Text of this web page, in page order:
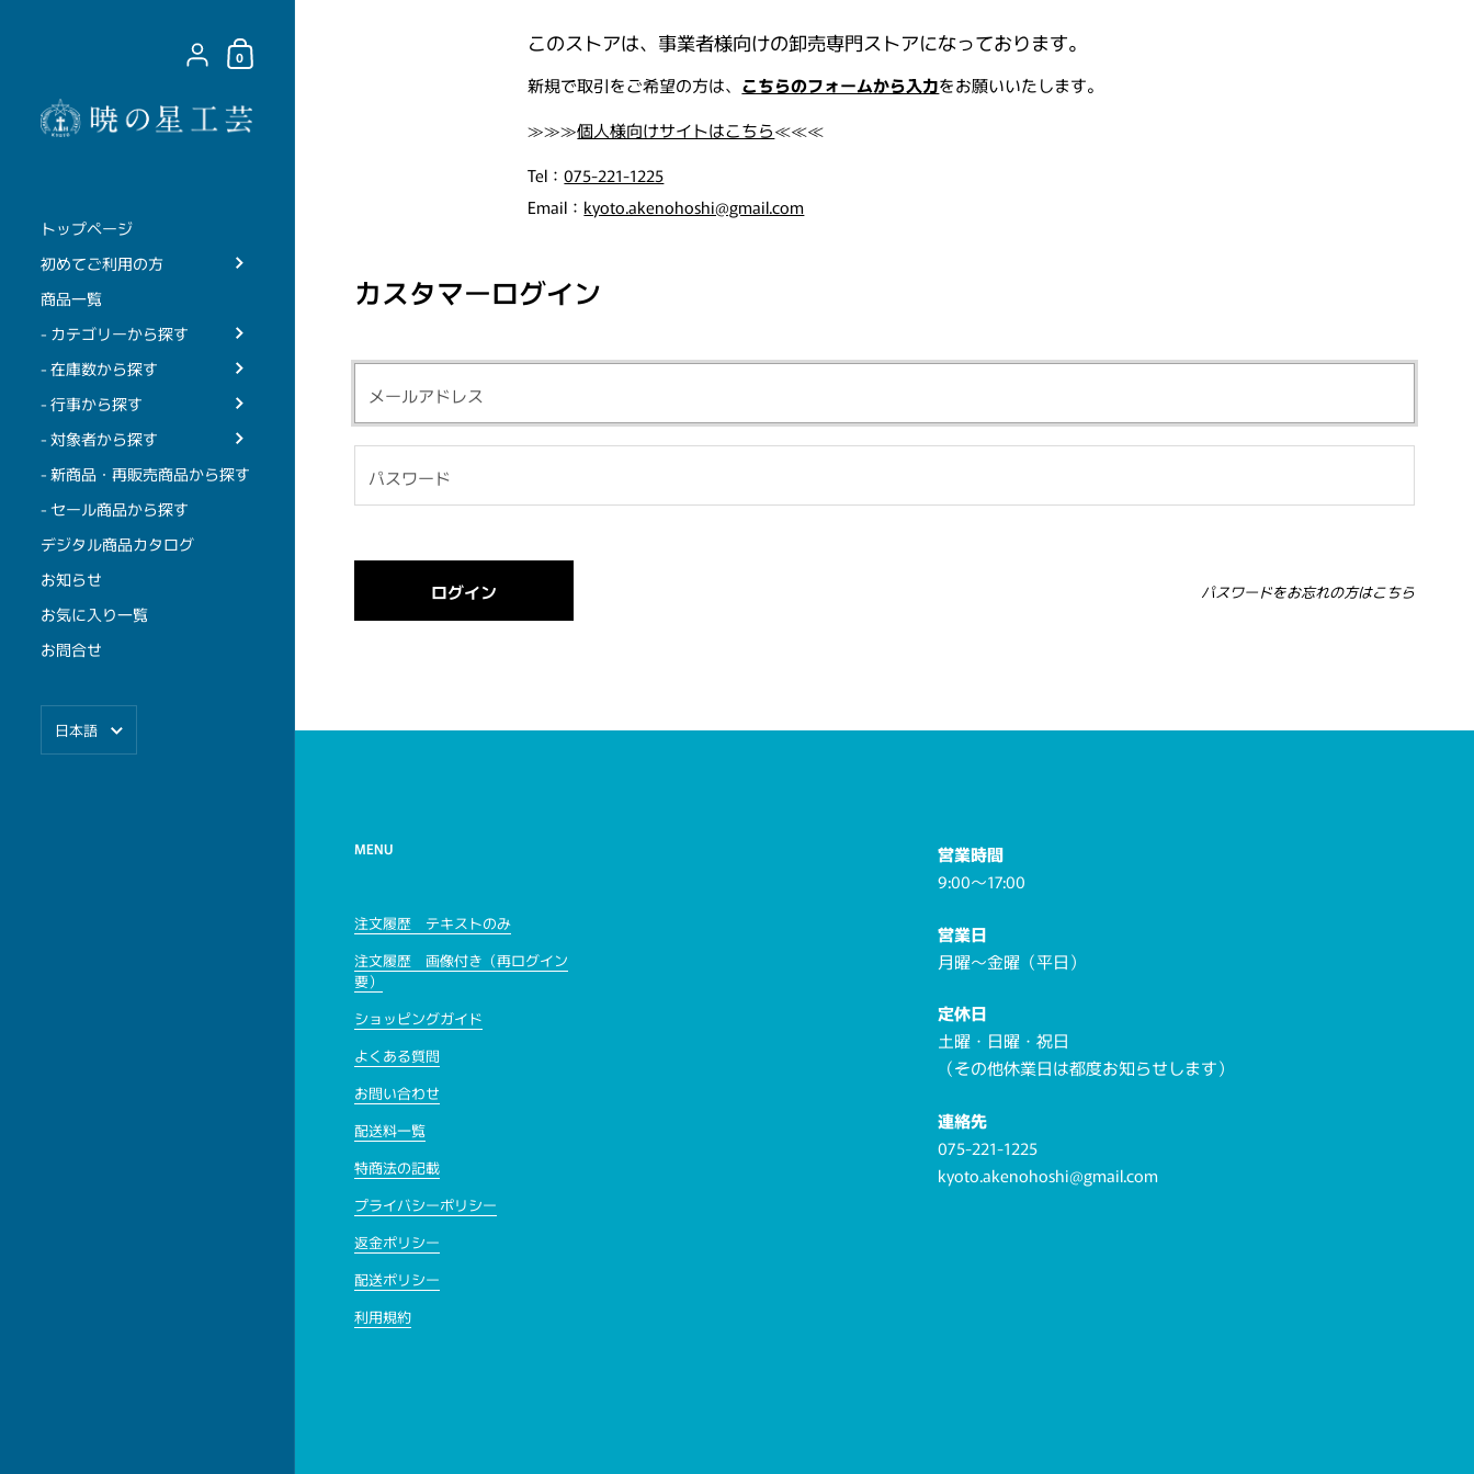
{"title"=>"アカウント", "addresses"=>"住所", "orders"=>"注文"}
ショッピングカート
0
トップページ
初めてご利用の方
商品一覧
- カテゴリーから探す
- 在庫数から探す
- 行事から探す
- 対象者から探す
- 新商品・再販売商品から探す
- セール商品から探す
デジタル商品カタログ
お知らせ
お気に入り一覧
お問合せ
言語
日本語
このストアは、事業者様向けの卸売専門ストアになっております。
新規で取引をご希望の方は、 こちらのフォームから入力をお願いいたします。
≫≫≫個人様向けサイトはこちら≪≪≪
Tel：075-221-1225
Email： kyoto.akenohoshi@gmail.com
カスタマーログイン
パスワードをお忘れの方はこちら
MENU
注文履歴 テキストのみ
注文履歴 画像付き（再ログイン
要）
ショッピングガイド
よくある質問
お問い合わせ
配送料一覧
特商法の記載
プライバシーポリシー
返金ポリシー
配送ポリシー
利用規約
営業時間
9:00～17:00
営業日
月曜～金曜（平日）
定休日
土曜・日曜・祝日
（その他休業日は都度お知らせします）
連絡先
075-221-1225
kyoto.akenohoshi@gmail.com